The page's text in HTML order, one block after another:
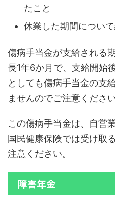
たこと
休業した期間につい
傷病手当金が支給される
長1年6か月で、支給開始
としても傷病手当金の支
ませんのでご注意ください
この傷病手当金は、自営
国民健康保険では受け取
注意ください。
障害年金